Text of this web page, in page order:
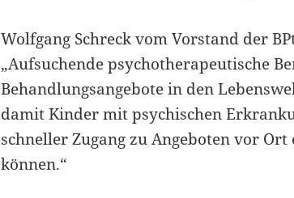
Wolfgang Schreck vom Vorstand der
„Aufsuchende psychotherapeutische
Behandlungsangebote in den
damit Kinder mit psychischen
schneller Zugang zu Angeboten vor
können.“